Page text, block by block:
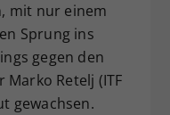
mit nur einem
Sprung ins
gegen den
Retelj (ITF
gewachsen.